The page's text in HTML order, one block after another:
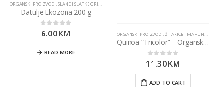
ORGANSKI PROIZVODI,SLANE I SLATKE GRICKALICE
Datulje Ekozona 200 g
0out of 5
6.00KM
READ MORE
ORGANSKI PROIZVODI,ŽITARICE I MAHUNARKE
Quinoa “Tricolor” – Organska 500g Nutrigold
0 out of 5
11.30KM
ADD TO CART